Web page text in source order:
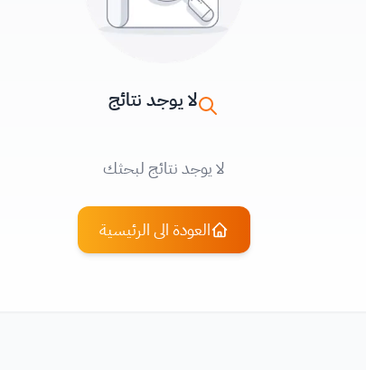
لا يوجد نتائج
لا يوجد نتائج لبحثك
العودة الى الرئيسية